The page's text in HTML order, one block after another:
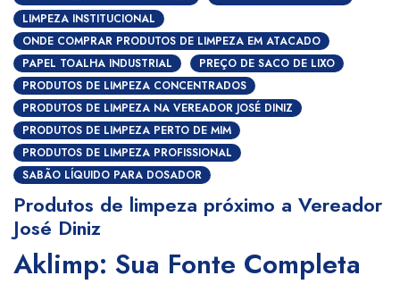
LIMPEZA INSTITUCIONAL
ONDE COMPRAR PRODUTOS DE LIMPEZA EM ATACADO
PAPEL TOALHA INDUSTRIAL
PREÇO DE SACO DE LIXO
PRODUTOS DE LIMPEZA CONCENTRADOS
PRODUTOS DE LIMPEZA NA VEREADOR JOSÉ DINIZ
PRODUTOS DE LIMPEZA PERTO DE MIM
PRODUTOS DE LIMPEZA PROFISSIONAL
SABÃO LÍQUIDO PARA DOSADOR
Produtos de limpeza próximo a Vereador
José Diniz
Aklimp: Sua Fonte Completa